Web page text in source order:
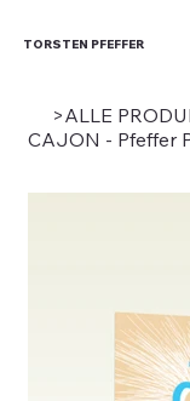
TORSTEN PFEFFER
>ALLE
CAJON - Pfeffer